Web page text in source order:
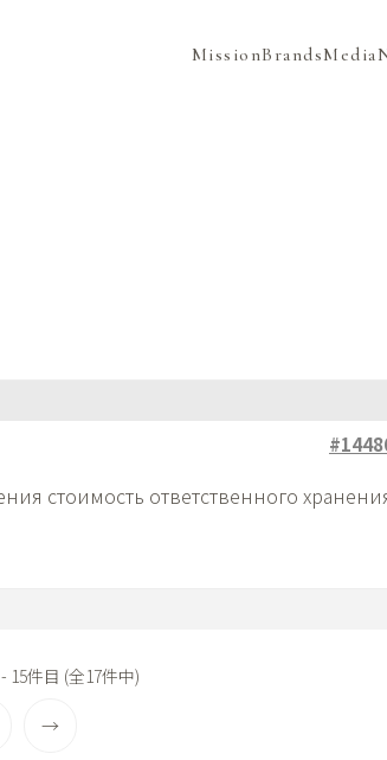
MissionBrandsMedia
стоимость ответственного
15件目 (全17件中)
→